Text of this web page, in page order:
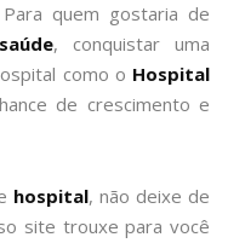
quem gostaria de
, conquistar uma
como o Hospital
de crescimento e
hospital, não deixe de
site trouxe para você